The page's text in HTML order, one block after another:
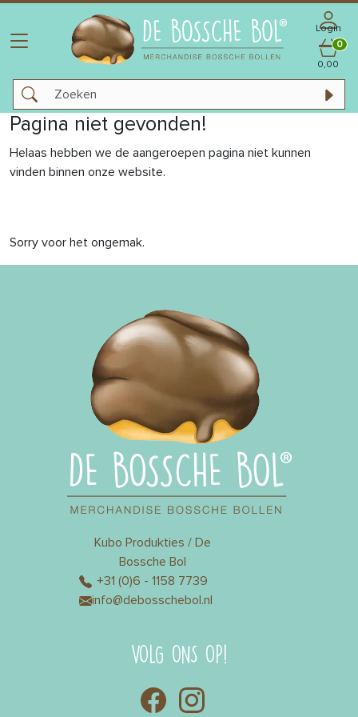
Login
0
0,00
Pagina niet gevonden!
Helaas hebben we de aangeroepen pagina niet kunnen
vinden binnen onze website.
Sorry voor het ongemak.
Kubo Produkties / De
Bossche Bol
+31 (0)6 - 1158 7739
info@debosschebol.nl
VOLG ONS OP!